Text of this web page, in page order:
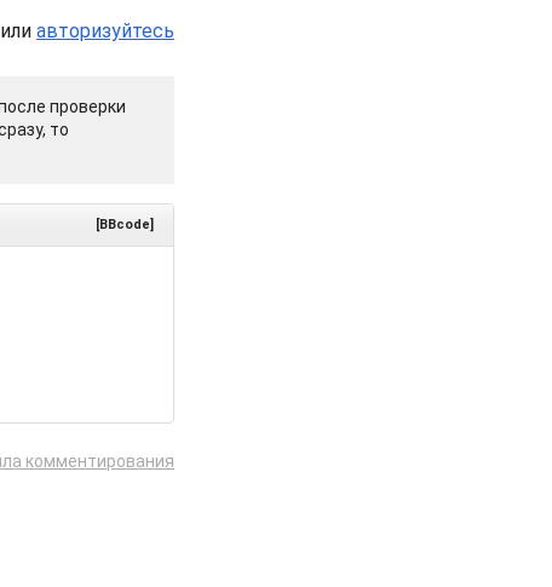
или авторизуйтесь
проверки
то
[BBcode]
комментирования